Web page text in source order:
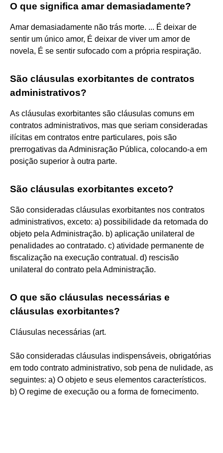
O que significa amar demasiadamente?
Amar demasiadamente não trás morte. ... É deixar de
sentir um único amor, É deixar de viver um amor de
novela, É se sentir sufocado com a própria respiração.
São cláusulas exorbitantes de contratos
administrativos?
As cláusulas exorbitantes são cláusulas comuns em
contratos administrativos, mas que seriam consideradas
ilícitas em contratos entre particulares, pois são
prerrogativas da Adminisração Pública, colocando-a em
posição superior à outra parte.
São cláusulas exorbitantes exceto?
São consideradas cláusulas exorbitantes nos contratos
administrativos, exceto: a) possibilidade da retomada do
objeto pela Administração. b) aplicação unilateral de
penalidades ao contratado. c) atividade permanente de
fiscalização na execução contratual. d) rescisão
unilateral do contrato pela Administração.
O que são cláusulas necessárias e
cláusulas exorbitantes?
Cláusulas necessárias (art.
São consideradas cláusulas indispensáveis, obrigatórias
em todo contrato administrativo, sob pena de nulidade, as
seguintes: a) O objeto e seus elementos característicos.
b) O regime de execução ou a forma de fornecimento.